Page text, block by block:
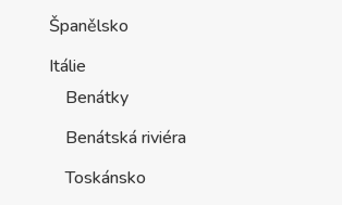
Španělsko
Itálie
Benátky
Benátská riviéra
Toskánsko